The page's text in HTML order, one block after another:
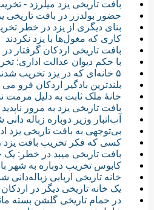
بافت تاریخی یزد می‎لرزد - تخریب بزرگ در راه است
حضور بولدزر در بافت
بنای دیگری از یزد در خطر
کاری که مغول‌ها با یزد نکردند
بافت تاریخی اردکان گرفتار در
با حکم دیوان عدالت اداری:
۵ خانه‌ای که در یزد تخریب شدند
بلندترین بادگیر اردکان فرو می
خانهٔ ملک ثابت به دلیل
بافت تاریخی یزد به مرور
آب‌انبار وزیر دوباره زباله دانی
بی‌توجهی به بافت تاریخی یزد
کسی که فکر تخریب بافت یزد را
بافت تاریخی میبد در خطر: یک
کابوس تخریب دوباره به شهر
خانه تاریخی اربابی زباله‌دانی
یک خانه تاریخی دیگر در
در حمام تاریخی گلشن بسته